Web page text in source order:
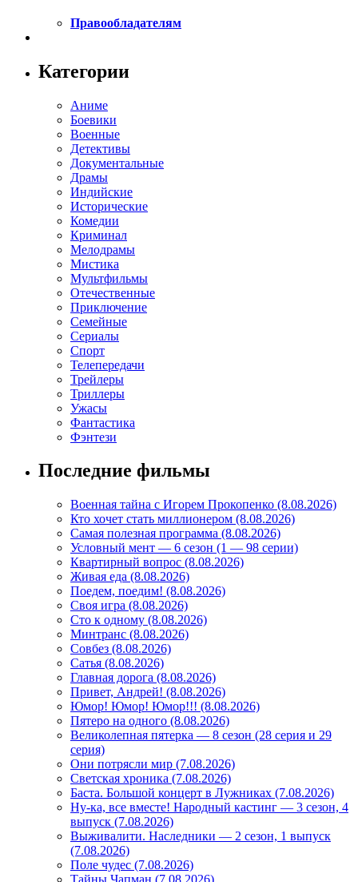
Правообладателям
Категории
Аниме
Боевики
Военные
Детективы
Документальные
Драмы
Индийские
Исторические
Комедии
Криминал
Мелодрамы
Мистика
Мультфильмы
Отечественные
Приключение
Семейные
Сериалы
Спорт
Телепередачи
Трейлеры
Триллеры
Ужасы
Фантастика
Фэнтези
Последние фильмы
Военная тайна с Игорем Прокопенко (8.08.2026)
Кто хочет стать миллионером (8.08.2026)
Самая полезная программа (8.08.2026)
Условный мент — 6 сезон (1 — 98 серии)
Квартирный вопрос (8.08.2026)
Живая еда (8.08.2026)
Поедем, поедим! (8.08.2026)
Своя игра (8.08.2026)
Сто к одному (8.08.2026)
Минтранс (8.08.2026)
Совбез (8.08.2026)
Сатья (8.08.2026)
Главная дорога (8.08.2026)
Привет, Андрей! (8.08.2026)
Юмор! Юмор! Юмор!!! (8.08.2026)
Пятеро на одного (8.08.2026)
Великолепная пятерка — 8 сезон (28 серия и 29
серия)
Они потрясли мир (7.08.2026)
Светская хроника (7.08.2026)
Баста. Большой концерт в Лужниках (7.08.2026)
Ну-ка, все вместе! Народный кастинг — 3 сезон, 4
выпуск (7.08.2026)
Выживалити. Наследники — 2 сезон, 1 выпуск
(7.08.2026)
Поле чудес (7.08.2026)